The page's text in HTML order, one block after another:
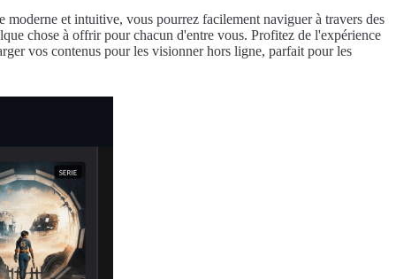
moderne et intuitive, vous pourrez facilement naviguer à travers des
chose à offrir pour chacun d'entre vous. Profitez de l'expérience
vos contenus pour les visionner hors ligne, parfait pour les